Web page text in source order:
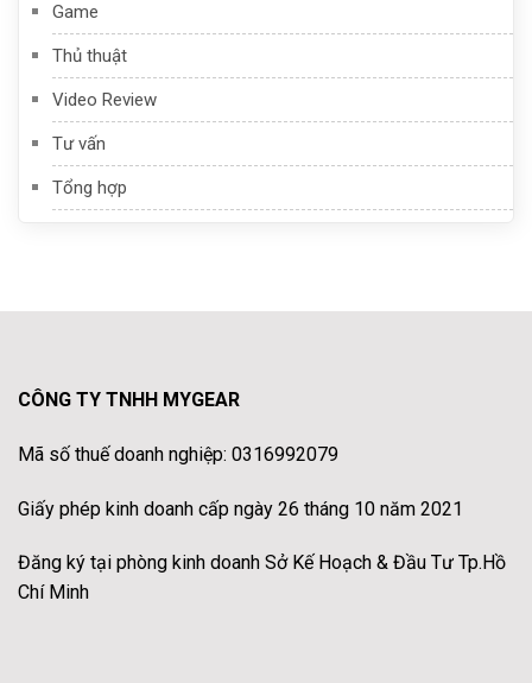
Game
Thủ thuật
Video Review
Tư vấn
Tổng hợp
CÔNG TY TNHH MYGEAR
Mã số thuế doanh nghiệp: 0316992079
Giấy phép kinh doanh cấp ngày 26 tháng 10 năm 2021
Đăng ký tại phòng kinh doanh Sở Kế Hoạch & Đầu Tư Tp.Hồ
Chí Minh